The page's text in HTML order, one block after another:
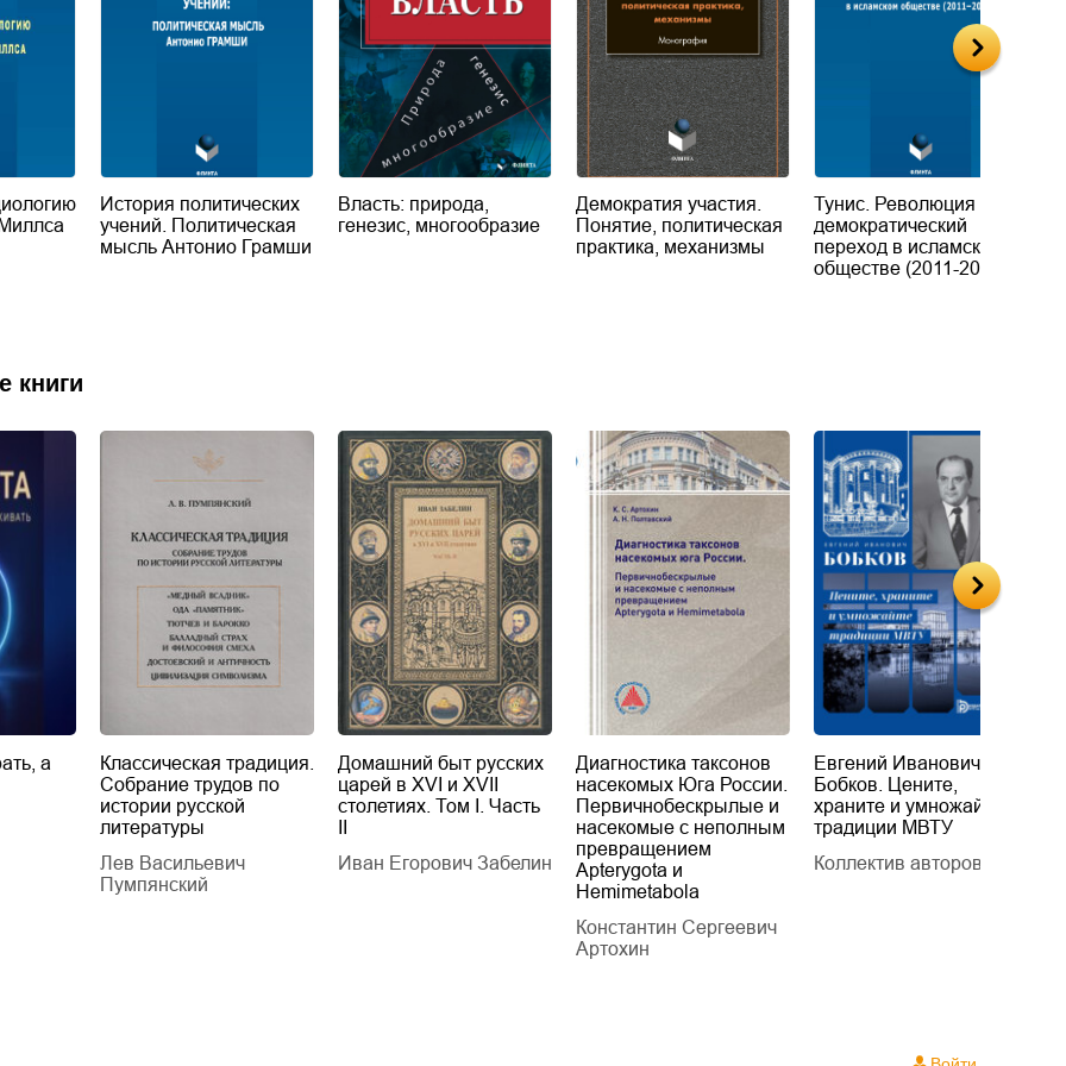
История политических
учений. Политическая
мысль Антонио Грамши
Власть: природа,
генезис, многообразие
Демократия участия.
Понятие, политическая
практика, механизмы
Тунис. Революция и
демократический
переход в исламском
обществе (2011-2022)
книги
а
Классическая традиция.
Собрание трудов по
истории русской
литературы
Лев Васильевич
Пумпянский
Домашний быт русских
царей в XVI и XVII
столетиях. Том I. Часть
Иван Егорович Забелин
Диагностика таксонов
насекомых Юга России.
Первичнобескрылые и
насекомые с неполным
превращением
Apterygota и
Hemimetabola
Константин Сергеевич
Артохин
Евгений Иванович
Бобков. Цените,
храните и умножайте
традиции МВТУ
Коллектив авторов